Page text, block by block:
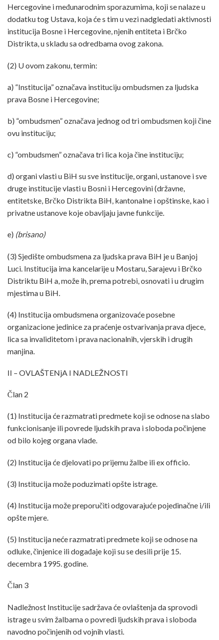
Hercegovine i međunarodnim sporazumima, koji se nalaze u
dodatku tog Ustava, koja će s tim u vezi nadgledati aktivnosti
institucija Bosne i Hercegovine, njenih entiteta i Brčko
Distrikta, u skladu sa odredbama ovog zakona.
(2) U ovom zakonu, termin:
a) “Institucija” označava instituciju ombudsmen za ljudska
prava Bosne i Hercegovine;
b) “ombudsmen” označava jednog od tri ombudsmen koji čine
ovu instituciju;
c) “ombudsmen” označava tri lica koja čine instituciju;
d) organi vlasti u BiH su sve institucije, organi, ustanove i sve
druge institucije vlasti u Bosni i Hercegovini (državne,
entitetske, Brčko Distrikta BiH, kantonalne i opštinske, kao i
privatne ustanove koje obavljaju javne funkcije.
e) (brisano)
(3) Sjedište ombudsmena za ljudska prava BiH je u Banjoj
Luci. Institucija ima kancelarije u Mostaru, Sarajevu i Brčko
Distriktu BiH a, može ih, prema potrebi, osnovati i u drugim
mjestima u BiH.
(4) Institucija ombudsmena organizovaće posebne
organizacione jedinice za praćenje ostvarivanja prava djece,
lica sa invaliditetom i prava nacionalnih, vjerskih i drugih
manjina.
II – OVLAŠTENjA I NADLEŽNOSTI
Član 2
(1) Institucija će razmatrati predmete koji se odnose na slabo
funkcionisanje ili povrede ljudskih prava i sloboda počinjene
od bilo kojeg organa vlade.
(2) Institucija će djelovati po prijemu žalbe ili ex officio.
(3) Institucija može poduzimati opšte istrage.
(4) Institucija može preporučiti odgovarajuće pojedinačne i/ili
opšte mjere.
(5) Institucija neće razmatrati predmete koji se odnose na
odluke, činjenice ili događaje koji su se desili prije 15.
decembra 1995. godine.
Član 3
Nadležnost Institucije sadržava će ovlaštenja da sprovodi
istrage u svim žalbama o povredi ljudskih prava i sloboda
navodno počinjenih od vojnih vlasti.